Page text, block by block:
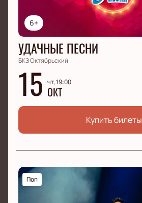
6+
УДАЧНЫЕ ПЕСНИ
БКЗ Октябрьский
15 чт, 19:00
ОКТ
Купить билеты
Поп